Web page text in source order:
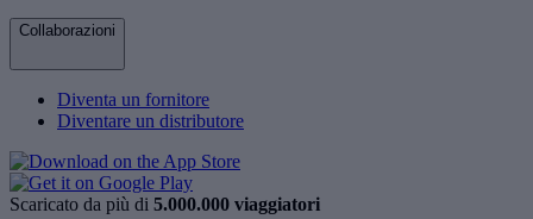
Collaborazioni
Diventa un fornitore
Diventare un distributore
Scaricato da più di 5.000.000 viaggiatori